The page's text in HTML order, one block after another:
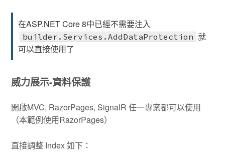
在ASP.NET Core 8中已經不需要注入
builder.Services.AddDataProtection 就
可以直接使用了
威力展示-資料保護
開啟MVC, RazorPages, SignalR 任一專案都可以使用
（本範例使用RazorPages）
直接調整 Index 如下：